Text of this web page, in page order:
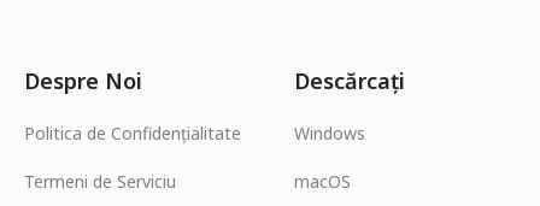
Despre Noi
Politica de Confidențialitate
Termeni de Serviciu
Descărcați
Windows
macOS